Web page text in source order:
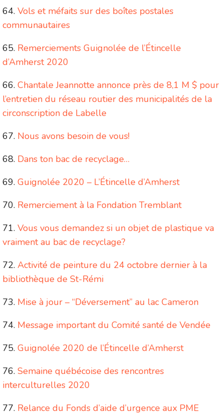
Vols et méfaits sur des boîtes postales
communautaires
Remerciements Guignolée de l’Étincelle
d’Amherst 2020
Chantale Jeannotte annonce près de 8,1 M $ pour
l’entretien du réseau routier des municipalités de la
circonscription de Labelle
Nous avons besoin de vous!
Dans ton bac de recyclage…
Guignolée 2020 – L’Étincelle d’Amherst
Remerciement à la Fondation Tremblant
Vous vous demandez si un objet de plastique va
vraiment au bac de recyclage?
Activité de peinture du 24 octobre dernier à la
bibliothèque de St-Rémi
Mise à jour – “Déversement” au lac Cameron
Message important du Comité santé de Vendée
Guignolée 2020 de l’Étincelle d’Amherst
Semaine québécoise des rencontres
interculturelles 2020
Relance du Fonds d’aide d’urgence aux PME